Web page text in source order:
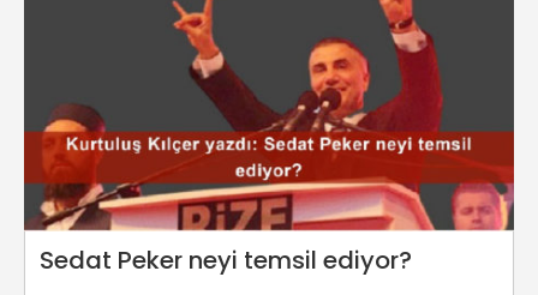
Sedat Peker neyi temsil ediyor?